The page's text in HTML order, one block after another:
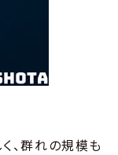
、群れの規模も